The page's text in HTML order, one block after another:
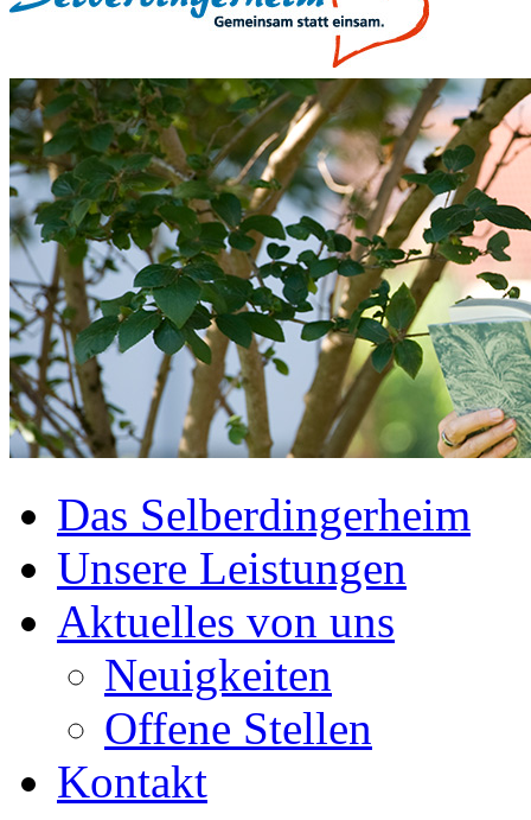
Das Selberdingerheim
Unsere Leistungen
Aktuelles von uns
Neuigkeiten
Offene Stellen
Kontakt